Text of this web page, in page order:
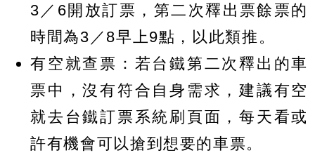
3／6開放訂票，第二次釋出票餘票的
時間為3／8早上9點，以此類推。
有空就查票：若台鐵第二次釋出的車
票中，沒有符合自身需求，建議有空
就去台鐵訂票系統刷頁面，每天看或
許有機會可以搶到想要的車票。